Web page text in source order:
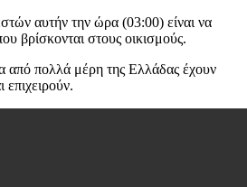
αυτήν την ώρα (03:00) είναι να
βρίσκονται στους οικισμούς.
πολλά μέρη της Ελλάδας έχουν